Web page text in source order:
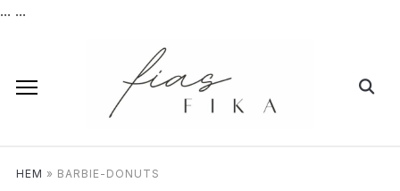
... ...
HEM » BARBIE-DONUTS